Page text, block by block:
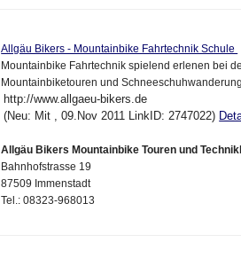
Allgäu Bikers - Mountainbike Fahrtechnik Schule
Mountainbike Fahrtechnik spielend erlenen bei
Mountainbiketouren und
http://www.allgaeu-bikers.de
(Neu: Mit , 09.Nov 2011 LinkID: 2747022)
Allgäu Bikers Mountainbike Touren und
Bahnhofstrasse 19
87509 Immenstadt
Tel.: 08323-968013